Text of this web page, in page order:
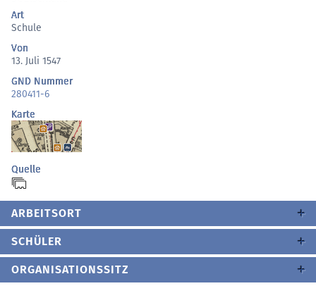
Art
Schule
Von
13. Juli 1547
GND Nummer
280411-6
Karte
Quelle
ARBEITSORT
SCHÜLER
ORGANISATIONSSITZ